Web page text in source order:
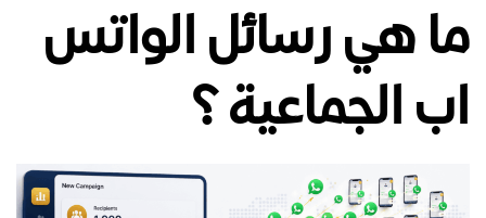
ما هي رسائل الواتس
اب الجماعية ؟